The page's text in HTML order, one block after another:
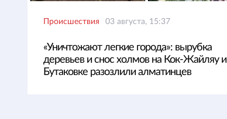
Происшествия 03 августа, 15:37
«Уничтожают легкие города»: вырубка
деревьев и снос холмов на Кок-Жайляу и
Бутаковке разозлили алматинцев